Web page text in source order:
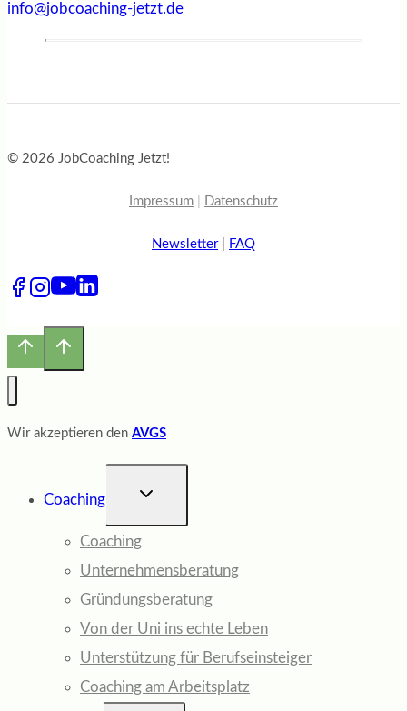
info@jobcoaching-jetzt.de
© 2026 JobCoaching Jetzt!
Impressum Datenschutz
Newsletter| FAQ
Wir akzeptieren den AVGS
Coaching
UNTERMENÜ
Coaching
Unternehmensberatung
Gründungsberatung
Von der Uni ins echte Leben
Unterstützung für Berufseinsteiger
Coaching am Arbeitsplatz